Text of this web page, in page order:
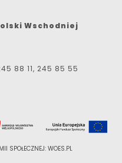
Wschodniej
88 11, 245 85 55
SPOŁECZNEJ: WOES.PL